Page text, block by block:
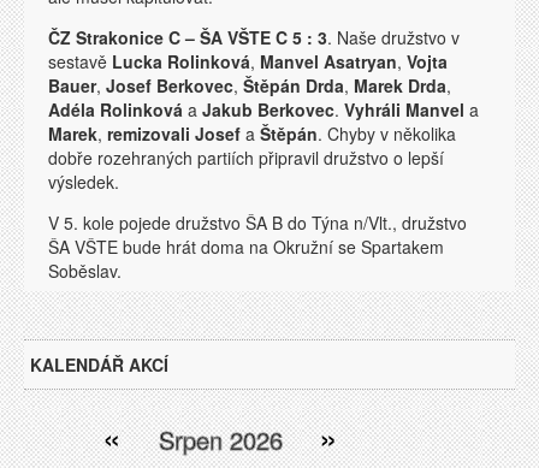
ČZ Strakonice C – ŠA VŠTE C 5 : 3. Naše družstvo v
sestavě Lucka Rolinková, Manvel Asatryan, Vojta
Bauer, Josef Berkovec, Štěpán Drda, Marek Drda,
Adéla Rolinková a Jakub Berkovec. Vyhráli Manvel a
Marek, remizovali Josef a Štěpán. Chyby v několika
dobře rozehraných partiích připravil družstvo o lepší
výsledek.
V 5. kole pojede družstvo ŠA B do Týna n/Vlt., družstvo
ŠA VŠTE bude hrát doma na Okružní se Spartakem
Soběslav.
KALENDÁŘ AKCÍ
« »
Srpen 2026